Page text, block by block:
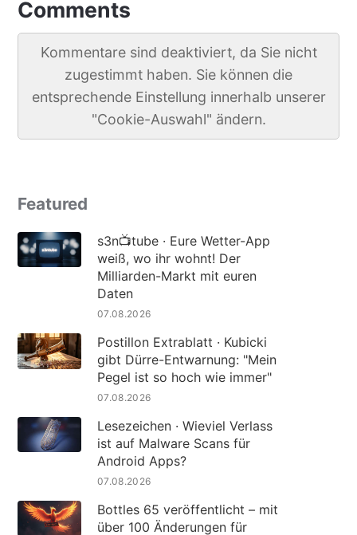
Comments
Kommentare sind deaktiviert, da Sie nicht
zugestimmt haben. Sie können die
entsprechende Einstellung innerhalb unserer
"Cookie-Auswahl" ändern.
Featured
s3n📺tube · Eure Wetter-App
weiß, wo ihr wohnt! Der
Milliarden-Markt mit euren
Daten
07.08.2026
Postillon Extrablatt · Kubicki
gibt Dürre-Entwarnung: "Mein
Pegel ist so hoch wie immer"
07.08.2026
Lesezeichen · Wieviel Verlass
ist auf Malware Scans für
Android Apps?
07.08.2026
Bottles 65 veröffentlicht – mit
über 100 Änderungen für